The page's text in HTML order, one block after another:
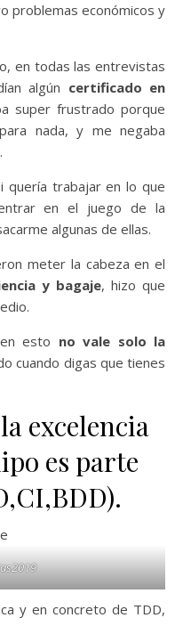
problemas económicos y
en todas las entrevistas
algún certificado en
super frustrado porque
nada, y me negaba
quería trabajar en lo que
en el juego de la
algunas de ellas.
meter la cabeza en el
y bagaje, hizo que
esto no vale solo la
cuando digas que tienes
excelencia
es parte
y en concreto de TDD,